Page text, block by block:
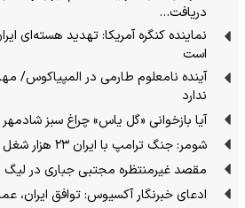
دریافت…
نماینده کنگره آمریکا: تهدید هسته‌ای
است
آینده نامعلوم طارمی در المپیاکوس/
ندارد
آیا بازخوانی «گل یاس» چراغ سبز
شومر: جنگ ترامپ با ایران ۲۳ هزار شغل را در آمریکا از بین برد
مقصد غیرمنتظره مجتبی جباری در
ادعای خبرنگار آکسیوس: توافق ایران،